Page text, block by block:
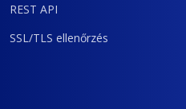
REST API
SSL/TLS ellenőrzés